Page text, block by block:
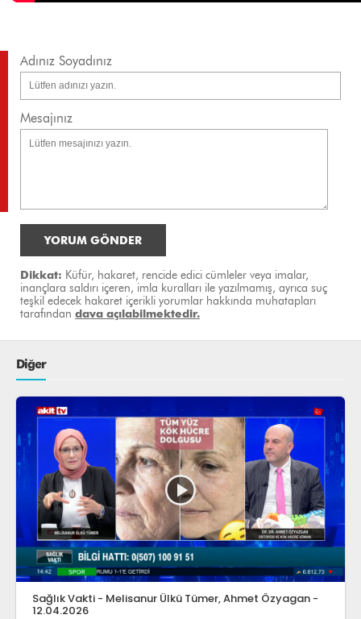
Adınız Soyadınız
Mesajınız
YORUM GÖNDER
Dikkat: Küfür, hakaret, rencide edici cümleler veya imalar,
inançlara saldırı içeren, imla kuralları ile yazılmamış, ayrıca suç
teşkil edecek hakaret içerikli yorumlar hakkında muhatapları
tarafından dava açılabilmektedir.
Diğer
Sağlık Vakti - Melisanur Ülkü Tümer, Ahmet Özyagan -
12.04.2026